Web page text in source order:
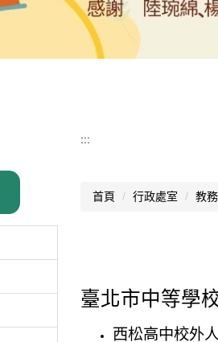
:::
首頁 行政處室 教
臺北市中等學
西松高中校外